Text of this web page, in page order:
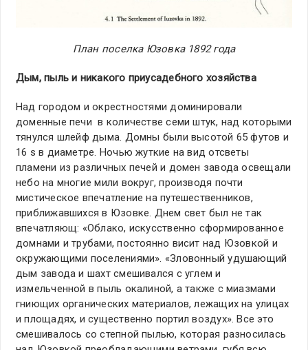
План поселка Юзовка 1892 года
Дым, пыль и никакого приусадебного хозяйства
Над городом и окрестностями доминировали
доменные печи в количестве семи штук, над которыми
тянулся шлейф дыма. Домны были высотой 65 футов и
16 ѕ в диаметре. Ночью жуткие на вид отсветы
пламени из различных печей и домен завода освещали
небо на многие мили вокруг, производя почти
мистическое впечатление на путешественников,
приближавшихся в Юзовке. Днем свет был не так
впечатляющ: «Облако, искусственно сформированное
домнами и трубами, постоянно висит над Юзовкой и
окружающими поселениями». «Зловонный удушающий
дым завода и шахт смешивался с углем и
измельченной в пыль окалиной, а также с миазмами
гниющих органических материалов, лежащих на улицах
и площадях, и существенно портил воздух». Все это
смешивалось со степной пылью, которая разносилась